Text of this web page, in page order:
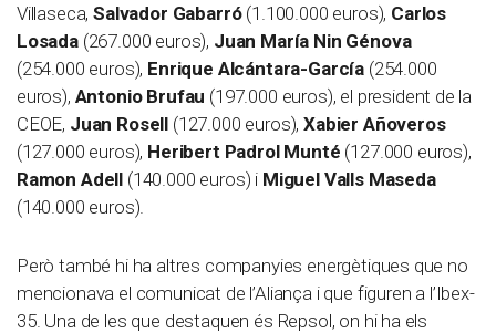
Villaseca,Salvador Gabarró(1.100.000 euros), Carlos
Losada(267.000 euros), Juan María Nin Génova
(254.000 euros), Enrique Alcántara-García (254.000
euros), Antonio Brufau (197.000 euros), el president de la
CEOE, Juan Rosell (127.000 euros),Xabier Añoveros
(127.000 euros), Heribert Padrol Munté (127.000 euros),
Ramon Adell (140.000 euros) i Miguel Valls Maseda
(140.000 euros).
Però també hi ha altres companyies energètiques que no
mencionava el comunicat de l’Aliança i que figuren a l’Ibex-
35. Una de les que destaquen és Repsol, on hi ha els